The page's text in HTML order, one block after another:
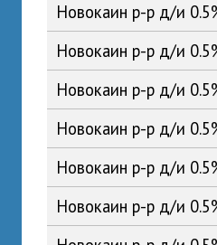
Новокаин р-р д/и
Новокаин р-р д/и
Новокаин р-р д/и
Новокаин р-р д/и
Новокаин р-р д/и
Новокаин р-р д/и